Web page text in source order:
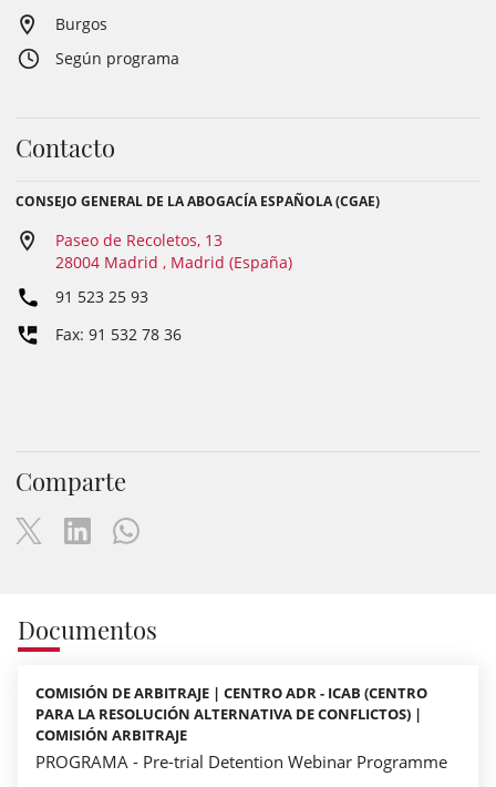
Burgos
Según programa
Contacto
CONSEJO GENERAL DE LA ABOGACÍA ESPAÑOLA (CGAE)
Paseo de Recoletos, 13
28004 Madrid , Madrid (España)
91 523 25 93
Fax: 91 532 78 36
Comparte
Documentos
COMISIÓN DE ARBITRAJE | CENTRO ADR - ICAB (CENTRO
PARA LA RESOLUCIÓN ALTERNATIVA DE CONFLICTOS) |
COMISIÓN ARBITRAJE
PROGRAMA - Pre-trial Detention Webinar Programme